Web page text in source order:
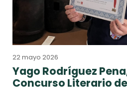
22 mayo 2026
Yago Rodríguez
Concurso Literario